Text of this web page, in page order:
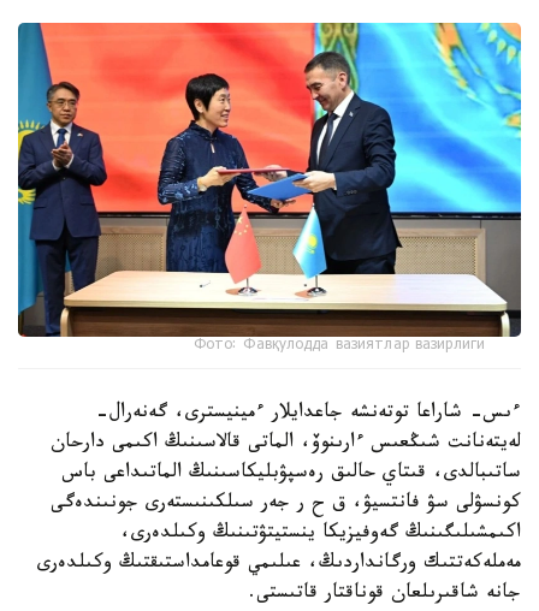
Фото: Фавқулодда вазиятлар вазирлиги
ءىس- شاراعا توتەنشە جاعدايلار ءمينيسترى، گەنەرال-
لەيتەنانت شىڭعىس ءارىنوۆ، الماتى قالاسىنىڭ اكىمى دارحان
ساتىبالدى، قىتاي حالىق رەسپۋبليكاسىنىڭ الماتىداعى باس
كونسۋلى سۋ فانتسيۋ، ق ح ر جەر سىلكىنىستەرى جونىندەگى
اكىمشىلىگىنىڭ گەوفيزيكا ينستيتۋتىنىڭ وكىلدەرى،
مەملەكەتتىك ورگانداردىڭ، عىلىمي قوعامداستىقتىڭ وكىلدەرى
جانە شاقىرىلعان قوناقتار قاتىستى.